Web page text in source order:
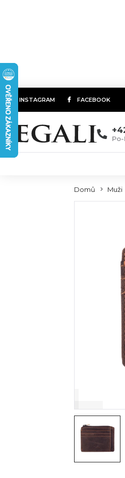
INSTAGRAM FACEBOOK
Domů Muži